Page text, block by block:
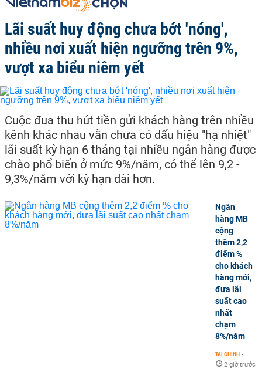
Lãi suất huy động chưa bớt 'nóng',
nhiều nơi xuất hiện ngưỡng trên 9%,
vượt xa biểu niêm yết
Cuộc đua thu hút tiền gửi khách hàng trên nhiều
kênh khác nhau vẫn chưa có dấu hiệu "hạ nhiệt"
lãi suất kỳ hạn 6 tháng tại nhiều ngân hàng được
chào phổ biến ở mức 9%/năm, có thể lên 9,2 -
9,3%/năm với kỳ hạn dài hơn.
Ngân
hàng MB
cộng
thêm 2,2
điểm %
cho khách
hàng mới,
đưa lãi
suất cao
nhất
chạm
8%/năm
TÀI CHÍNH -
2 giờ trước